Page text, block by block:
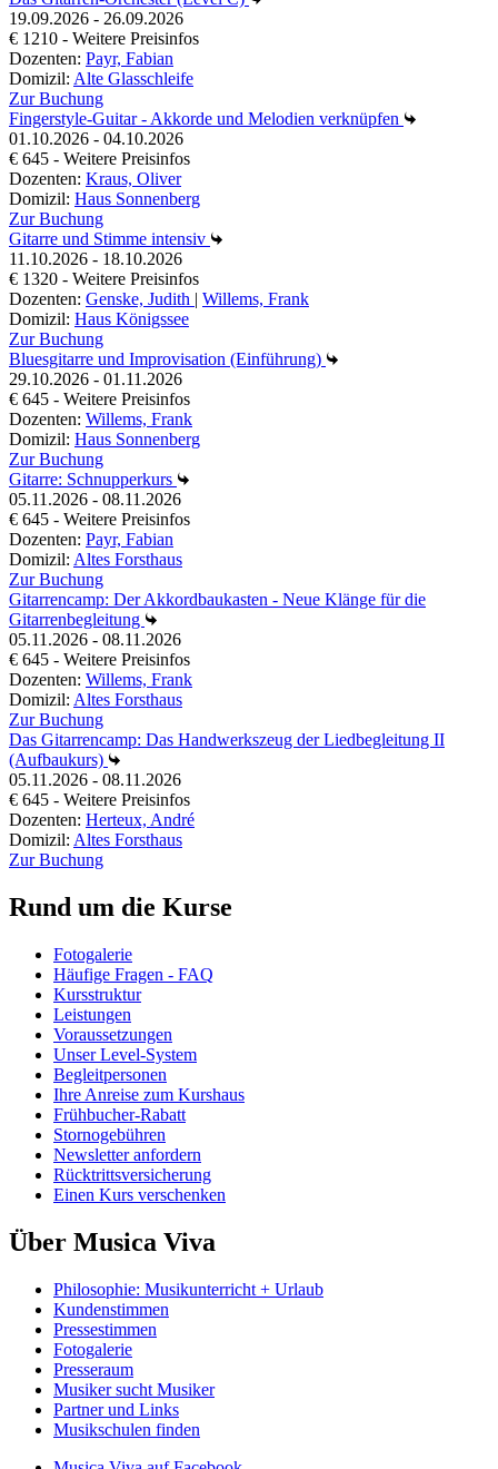
19.09.2026 - 26.09.2026
€ 1210 - Weitere Preisinfos
Dozenten: Payr, Fabian
Domizil: Alte Glasschleife
Zur Buchung
Fingerstyle-Guitar - Akkorde und Melodien verknüpfen
01.10.2026 - 04.10.2026
€ 645 - Weitere Preisinfos
Dozenten: Kraus, Oliver
Domizil: Haus Sonnenberg
Zur Buchung
Gitarre und Stimme intensiv
11.10.2026 - 18.10.2026
€ 1320 - Weitere Preisinfos
Dozenten: Genske, Judith | Willems, Frank
Domizil: Haus Königssee
Zur Buchung
Bluesgitarre und Improvisation (Einführung)
29.10.2026 - 01.11.2026
€ 645 - Weitere Preisinfos
Dozenten: Willems, Frank
Domizil: Haus Sonnenberg
Zur Buchung
Gitarre: Schnupperkurs
05.11.2026 - 08.11.2026
€ 645 - Weitere Preisinfos
Dozenten: Payr, Fabian
Domizil: Altes Forsthaus
Zur Buchung
Gitarrencamp: Der Akkordbaukasten - Neue Klänge für die
Gitarrenbegleitung
05.11.2026 - 08.11.2026
€ 645 - Weitere Preisinfos
Dozenten: Willems, Frank
Domizil: Altes Forsthaus
Zur Buchung
Das Gitarrencamp: Das Handwerkszeug der Liedbegleitung II
(Aufbaukurs)
05.11.2026 - 08.11.2026
€ 645 - Weitere Preisinfos
Dozenten: Herteux, André
Domizil: Altes Forsthaus
Zur Buchung
Rund um die Kurse
Fotogalerie
Häufige Fragen - FAQ
Kursstruktur
Leistungen
Voraussetzungen
Unser Level-System
Begleitpersonen
Ihre Anreise zum Kurshaus
Frühbucher-Rabatt
Stornogebühren
Newsletter anfordern
Rücktrittsversicherung
Einen Kurs verschenken
Über Musica Viva
Philosophie: Musikunterricht + Urlaub
Kundenstimmen
Pressestimmen
Fotogalerie
Presseraum
Musiker sucht Musiker
Partner und Links
Musikschulen finden